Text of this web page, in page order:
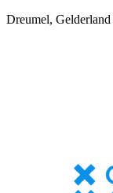
Dreumel, Gelderland